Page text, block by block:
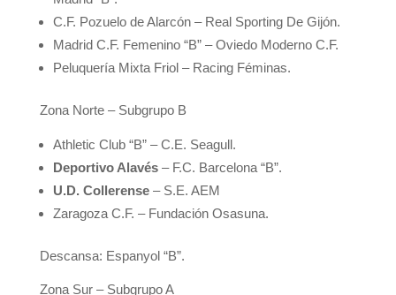
C.F. Pozuelo de Alarcón – Real Sporting De Gijón.
Madrid C.F. Femenino “B” – Oviedo Moderno C.F.
Peluquería Mixta Friol – Racing Féminas.
Zona Norte – Subgrupo B
Athletic Club “B” – C.E. Seagull.
Deportivo Alavés– F.C. Barcelona “B”.
U.D. Collerense– S.E. AEM
Zaragoza C.F. – Fundación Osasuna.
Descansa: Espanyol “B”.
Zona Sur – Subgrupo A